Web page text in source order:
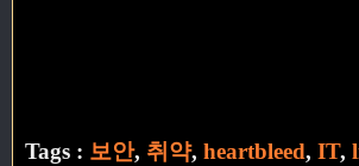
Tags : 보안, 취약, heartbleed, IT,